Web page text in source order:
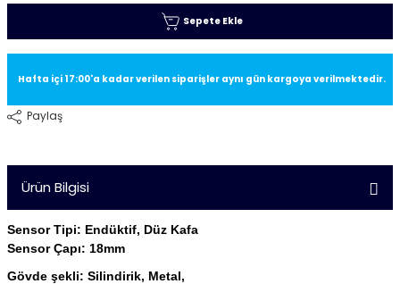
Sepete Ekle
Hafta içi 17:00'a kadar verilen siparişler aynı gün kargoya verilmektedir.
Paylaş
Ürün Bilgisi
Sensor Tipi: Endüktif, Düz Kafa
Sensor Çapı: 18mm
Gövde şekli: Silindirik, Metal,